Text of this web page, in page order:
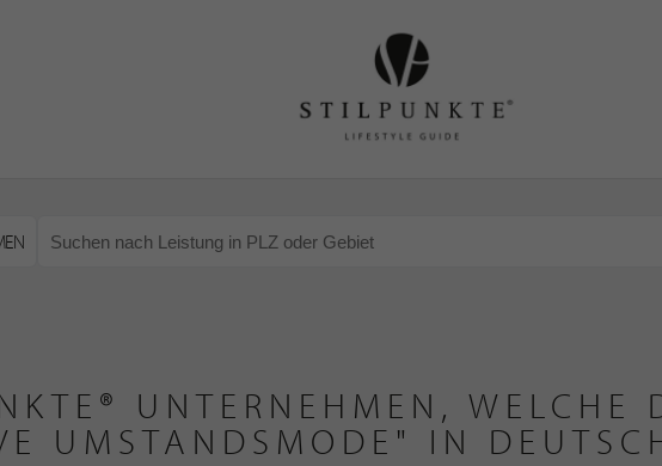
UNTERNEHMEN, WELCHE
UMSTANDSMODE" IN